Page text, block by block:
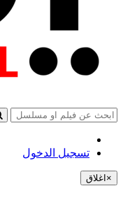
تسجيل الدخول
× اغلاق